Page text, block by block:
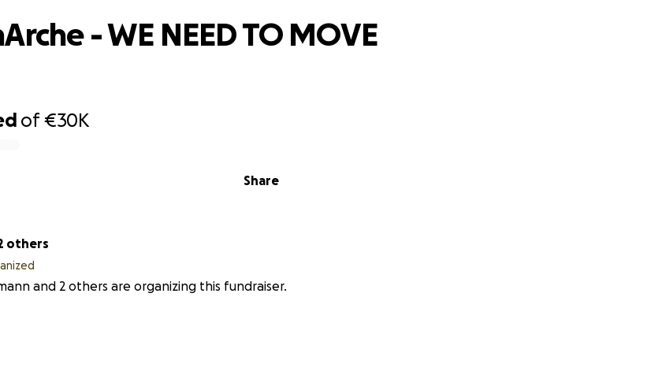
of€30K
Share
- WE NEED TO MOVE
2 others
and 2 others are organizing this fundraiser.